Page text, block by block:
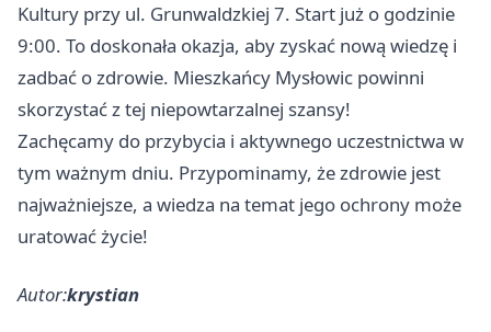
Kultury przy ul. Grunwaldzkiej 7. Start już o godzinie
9:00. To doskonała okazja, aby zyskać nową wiedzę i
zadbać o zdrowie. Mieszkańcy Mysłowic powinni
skorzystać z tej niepowtarzalnej szansy!
Zachęcamy do przybycia i aktywnego uczestnictwa w
tym ważnym dniu. Przypominamy, że zdrowie jest
najważniejsze, a wiedza na temat jego ochrony może
uratować życie!
Autor:krystian